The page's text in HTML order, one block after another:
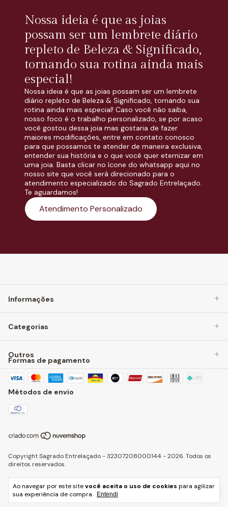
Ao navegar por este sitevocê aceita o uso de cookies para agilizar
sua experiência de compra.
Entendi
Nossa ideia é que as joias
possam ser um lembrete diário
repleto de Beleza & Significado,
tornando sua rotina ainda mais
especial!
Nossa ideia é que as joias possam ser um lembrete
diário repleto de Beleza & Significado, tornando sua
rotina ainda mais especial! Caso você não saiba,
nosso foco é o trabalho personalizado, se por acaso
você gostou dessa joia mas gostaria de fazer
maiores modificações, entre em contato conosco
para que possamos te atender de maneira exclusiva,
entender sua história e o que você quer eternizar em
uma joia. Basta clicar no ícone do whatsapp aqui no
nosso site que você será direcionado para o
atendimento especializado do Sagrado Entrelaçado.
Te aguardamos!
Atendimento Personalizado
Informações
Categorias
Outros
Formas de pagamento
Métodos de envio
Copyright Sagrado Entrelaçado - 32307208000144 - 2026. Todos os
direitos reservados.